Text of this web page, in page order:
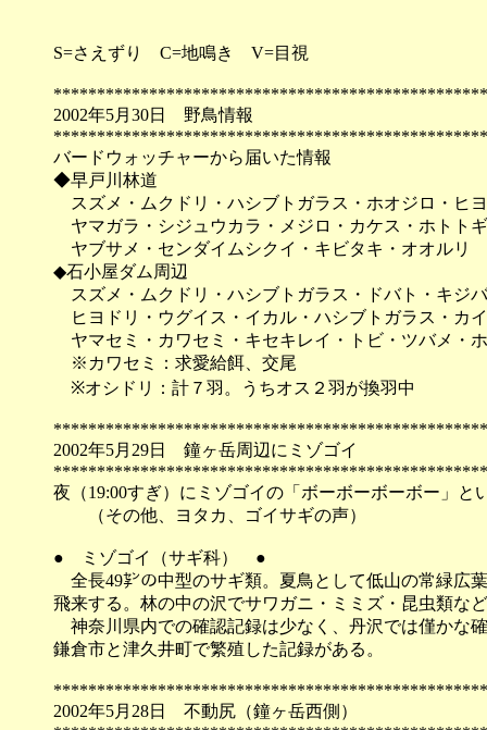
S=さえずり C=地鳴き V=目視
2002年5月30日 野鳥情報
バードウォッチャーから届いた情報
◆早戸川林道
スズメ・ムクドリ・ハシブトガラス・ホオジロ・ヒ
ヤマガラ・シジュウカラ・メジロ・カケス・ホトト
ヤブサメ・センダイムシクイ・キビタキ・オオルリ
◆石小屋ダム周辺
スズメ・ムクドリ・ハシブトガラス・ドバト・キジ
ヒヨドリ・ウグイス・イカル・ハシブトガラス・カ
ヤマセミ・カワセミ・キセキレイ・トビ・ツバメ・
※カワセミ：求愛給餌、交尾
※オシドリ：計７羽。うちオス２羽が換羽中
2002年5月29日 鐘ヶ岳周辺にミゾゴイ
夜（19:00すぎ）にミゾゴイの「ボーボーボーボー」と
（その他、ヨタカ、ゴイサギの声）
● ミゾゴイ（サギ科） ●
全長49㌢の中型のサギ類。夏鳥として低山の常緑広
飛来する。林の中の沢でサワガニ・ミミズ・昆虫類な
神奈川県内での確認記録は少なく、丹沢では僅かな
鎌倉市と津久井町で繁殖した記録がある。
2002年5月28日 不動尻（鐘ヶ岳西側）